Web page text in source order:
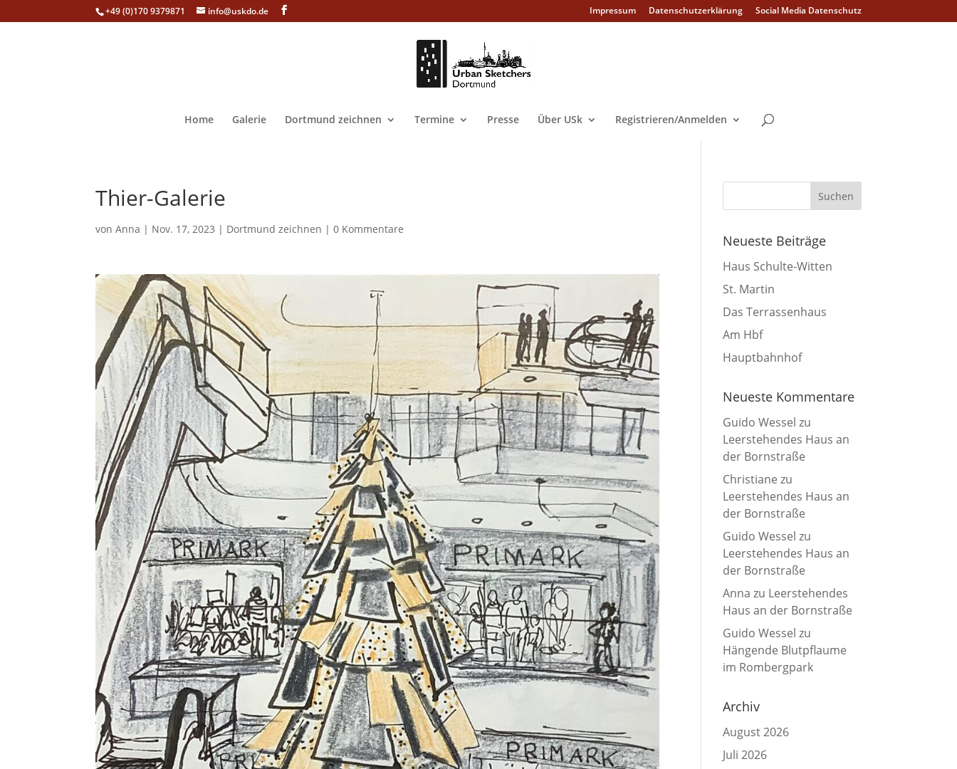
+49 (0)170 9379871 info@uskdo.de Impressum Datenschutzerklärung Social Media Datenschutz
Home Galerie Dortmund zeichnen Termine Presse Über USk Registrieren/Anmelden
Thier-Galerie
vonAnna | Nov. 17, 2023 | Dortmund zeichnen |0 Kommentare
Neueste Beiträge
Haus Schulte-Witten
St. Martin
Das Terrassenhaus
Am Hbf
Hauptbahnhof
Neueste Kommentare
Guido Wessel zu
Leerstehendes Haus an
der Bornstraße
Christiane zu
Leerstehendes Haus an
der Bornstraße
Guido Wessel zu
Leerstehendes Haus an
der Bornstraße
Anna zu Leerstehendes
Haus an der Bornstraße
Guido Wessel zu
Hängende Blutpflaume
im Rombergpark
Archiv
August 2026
Juli 2026